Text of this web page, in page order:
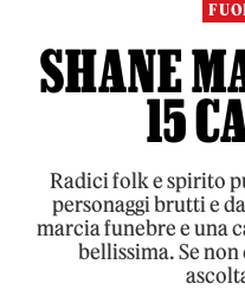
SHANE
15
Radici folk e spirito
personaggi brutti e
marcia funebre e una
bellissima. Se